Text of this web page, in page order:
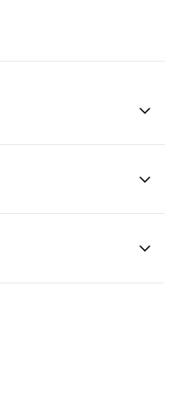
específicas para cada
eficaz, criando
designers de
catálogo para ajudar